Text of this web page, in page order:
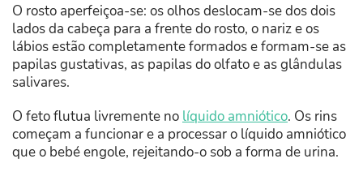
O rosto aperfeiçoa-se: os olhos deslocam-se dos dois
lados da cabeça para a frente do rosto, o nariz e os
lábios estão completamente formados e formam-se as
papilas gustativas, as papilas do olfato e as glândulas
salivares.
O feto flutua livremente no líquido amniótico. Os rins
começam a funcionar e a processar o líquido amniótico
que o bebé engole, rejeitando-o sob a forma de urina.